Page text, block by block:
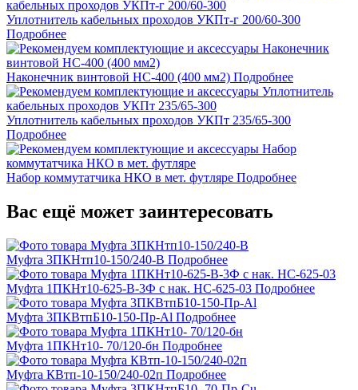
Уплотнитель кабельных проходов УКПт-г 200/60-300
Подробнее
Наконечник винтовой НС-400 (400 мм2) Подробнее
Уплотнитель кабельных проходов УКПт 235/65-300
Подробнее
Набор коммутатчика НКО в мет. футляре Подробнее
Вас ещё может заинтересовать
Муфта 3ПКНтп10-150/240-В Подробнее
Муфта 1ПКНт10-625-В-3Ф с нак. НС-625-03 Подробнее
Муфта 3ПКВтпБ10-150-Пр-Al Подробнее
Муфта 1ПКНт10- 70/120-бн Подробнее
Муфта КВтп-10-150/240-02п Подробнее